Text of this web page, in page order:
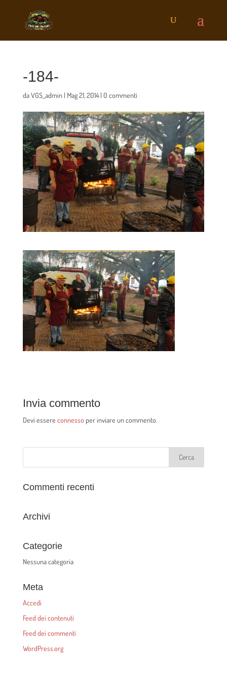
-184-
daVGS_admin| Mag 21, 2014| 0 commenti
Invia commento
Devi essere connesso per inviare un commento.
Commenti recenti
Archivi
Categorie
Nessuna categoria
Meta
Accedi
Feed dei contenuti
Feed dei commenti
WordPress.org